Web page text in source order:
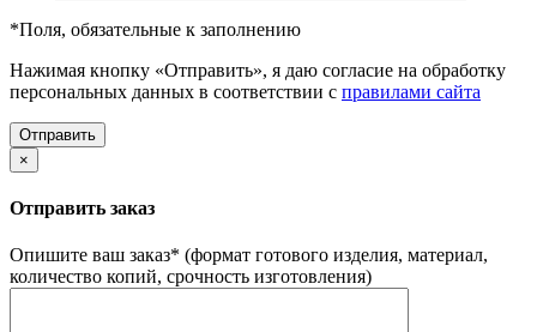
*Поля, обязательные к заполнению
Нажимая кнопку «Отправить», я даю согласие на обработку
персональных данных в соответствии с правилами сайта
×
Отправить заказ
Опишите ваш заказ* (формат готового изделия, материал,
количество копий, срочность изготовления)